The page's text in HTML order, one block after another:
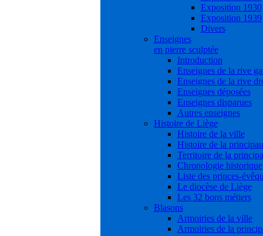
Exposition 1930
Exposition 1939
Divers
Enseignes
en pierre sculptée
Introduction
Enseignes de la rive
Enseignes de la rive
Enseignes déposées
Enseignes disparues
Autres enseignes
Histoire de Liège
Histoire de la ville
Histoire de la
Territoire de la
Chronologie historique
Liste des princes-
Le diocèse de Liège
Les 32 bons métiers
Blasons
Armoiries de la ville
Armoiries de la